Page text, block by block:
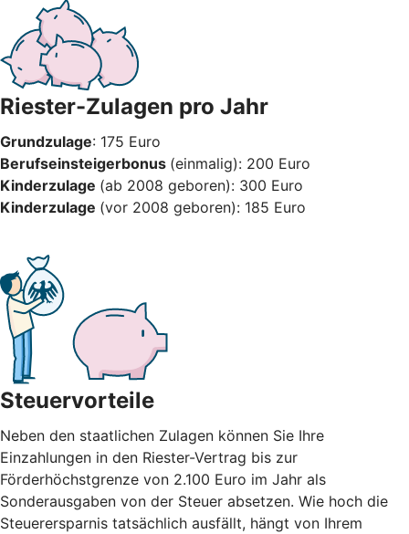
Riester-Zulagen pro Jahr
Grundzulage: 175 Euro
Berufseinsteigerbonus (einmalig): 200 Euro
Kinderzulage (ab 2008 geboren): 300 Euro
Kinderzulage (vor 2008 geboren): 185 Euro
Steuervorteile
Neben den staatlichen Zulagen können Sie Ihre
Einzahlungen in den Riester-Vertrag bis zur
Förderhöchstgrenze von 2.100 Euro im Jahr als
Sonderausgaben von der Steuer absetzen. Wie hoch die
Steuerersparnis tatsächlich ausfällt, hängt von Ihrem